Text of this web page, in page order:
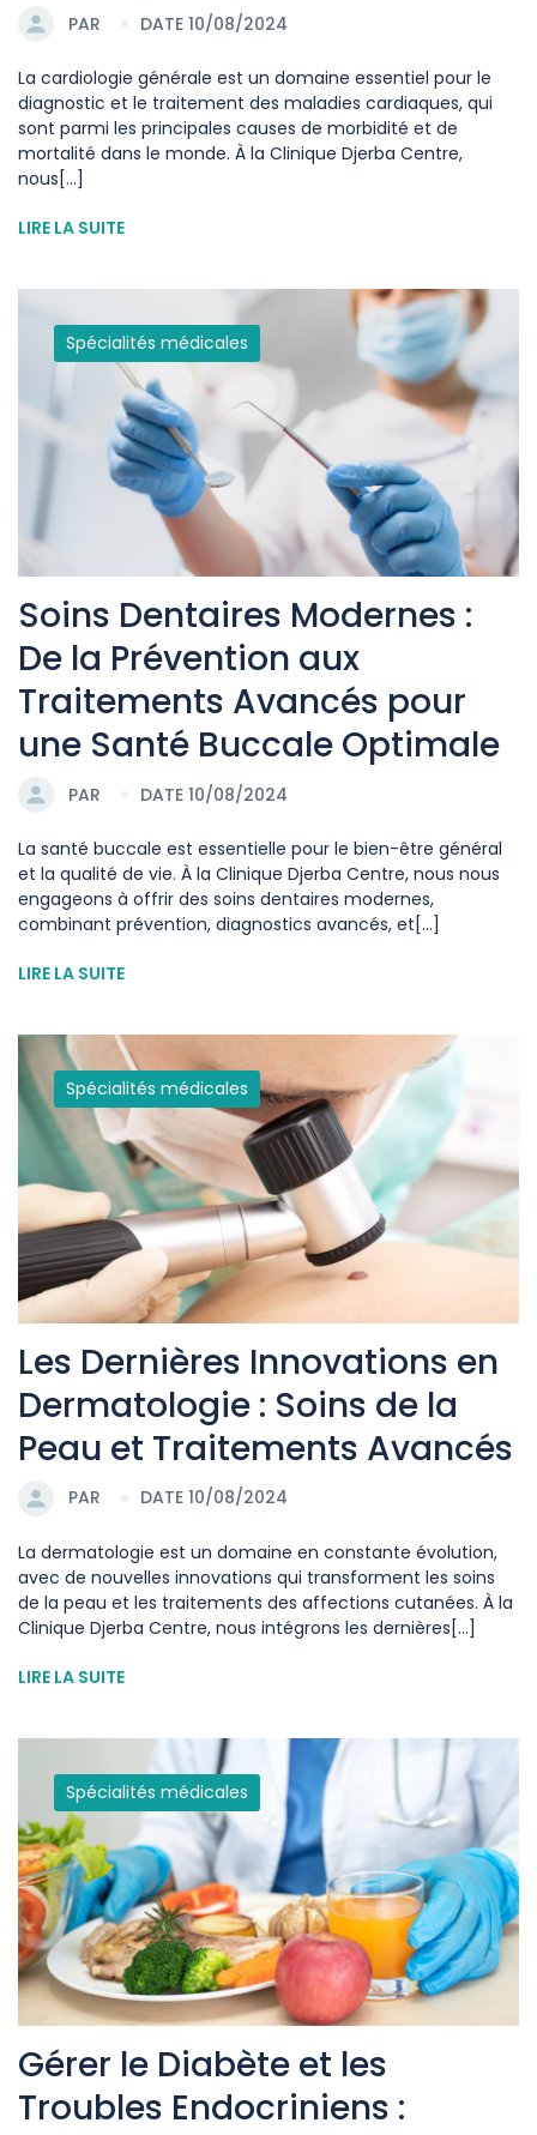
PAR DATE 10/08/2024
La cardiologie générale est un domaine essentiel pour le
diagnostic et le traitement des maladies cardiaques, qui
sont parmi les principales causes de morbidité et de
mortalité dans le monde. À la Clinique Djerba Centre,
nous[...]
LIRE LA SUITE
Spécialités médicales
Soins Dentaires Modernes :
De la Prévention aux
Traitements Avancés pour
une Santé Buccale Optimale
PAR DATE 10/08/2024
La santé buccale est essentielle pour le bien-être général
et la qualité de vie. À la Clinique Djerba Centre, nous nous
engageons à offrir des soins dentaires modernes,
combinant prévention, diagnostics avancés, et[...]
LIRE LA SUITE
Spécialités médicales
Les Dernières Innovations en
Dermatologie : Soins de la
Peau et Traitements Avancés
PAR DATE 10/08/2024
La dermatologie est un domaine en constante évolution,
avec de nouvelles innovations qui transforment les soins
de la peau et les traitements des affections cutanées. À la
Clinique Djerba Centre, nous intégrons les dernières[...]
LIRE LA SUITE
Spécialités médicales
Gérer le Diabète et les
Troubles Endocriniens :